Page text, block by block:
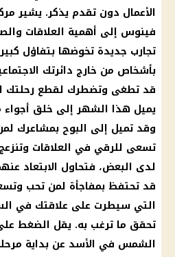
الأعمال دون تقدم يذكر. يشير
فينوس إلى أهمية العلاقات
تجارب جديدة تخوضها بتفاؤل
بأشخاص من خارج دائرتك
قد تطغى وتضطرك لقطع رحلتك
يميل هذا الشهر إلى خلق أجواء
وقد تميل إلى البوح بمشاعرك
تسعى للرقي في العلاقات
لدى البعض، فتحاول الابتعاد
قد تحتفظ بمفاجأة لمن تحب
التي سيطرت على علاقتك في
تحقق ما ترغب به. يقل الضغط
الشمس في الأسد عن بداية